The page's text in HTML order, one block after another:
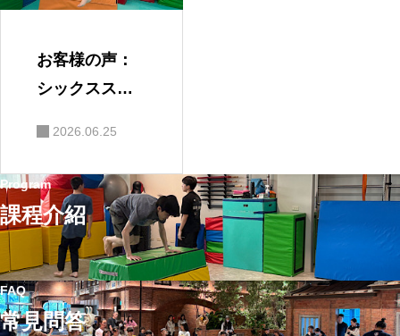
お客様の声：
シックススタ
年のトレーニ
ングで、より
遠くへ、より
故障しにくく
2026.06.25
Program
課程介紹
FAQ
常見問答